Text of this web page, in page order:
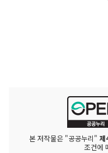
본 저작물은 "공공누리" 제
조건에